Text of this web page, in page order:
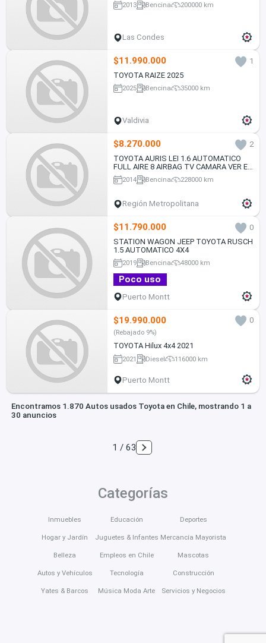
2013 Bencina 200000 km
Las Condes
$11.990.000
1
TOYOTA RAIZE 2025
2025 Bencina 35000 km
Valdivia
$8.270.000
2
TOYOTA AURIS LEI 1.6 AUTOMATICO
FULL AIRE 8 AIRBAG TV CAMARA VER EN
LAS CONDEs 2014
2014 Bencina 228000 km
Región Metropolitana
$11.790.000
0
STATION WAGON JEEP TOYOTA RUSCH
1.5 AUTOMATICO 4X4
2019 Bencina 48000 km
Poco uso
Puerto Montt
$19.990.000 0
(Rebajado 9%)
TOYOTA Hilux 4x4 2021
2021 Diesel 116000 km
Puerto Montt
Encontramos 1.870 Autos usados Toyota en Chile, mostrando 1 a
30 anuncios
1 / 63
Categorías
Inmuebles
Hogar y Jardín
Belleza
Autos y Vehículos
Yates & Barcos
Educación
Juguetes & Infantes
Empleos en Chile
Tecnología
Música Moda Arte
Deportes
Mercancía Mayorista
Mascotas
Construcción
Servicios y Negocios